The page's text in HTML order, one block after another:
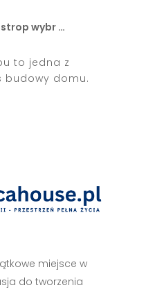
wybr …
to jedna z
budowy domu.
miejsce w
do tworzenia